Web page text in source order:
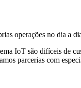
operações no dia a
IoT são difíceis de
parcerias com